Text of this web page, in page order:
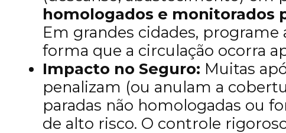
homologados e monitorados
Em grandes cidades,
forma que a circulação ocorra
Impacto no Seguro: Muitas
penalizam (ou anulam a
paradas não homologadas ou
de alto risco. O controle